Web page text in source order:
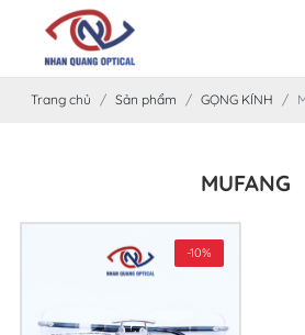
Trang chủ Sản phẩm GỌNG KÍNH
MUFANG
-10%